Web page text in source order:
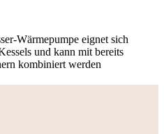
Wärmepumpe eignet sich
und kann mit bereits
kombiniert werden